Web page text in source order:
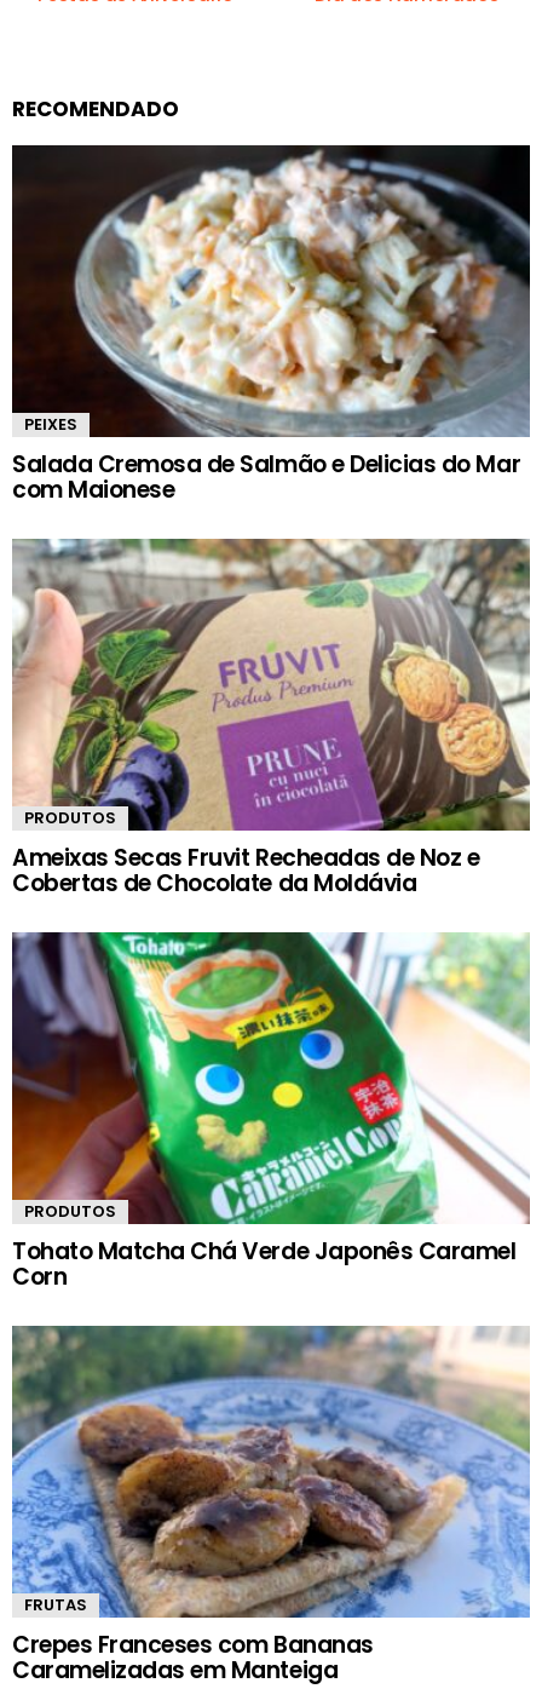
RECOMENDADO
PEIXES
Salada Cremosa de Salmão e Delicias do Mar
com Maionese
PRODUTOS
Ameixas Secas Fruvit Recheadas de Noz e
Cobertas de Chocolate da Moldávia
PRODUTOS
Tohato Matcha Chá Verde Japonês Caramel
Corn
FRUTAS
Crepes Franceses com Bananas
Caramelizadas em Manteiga